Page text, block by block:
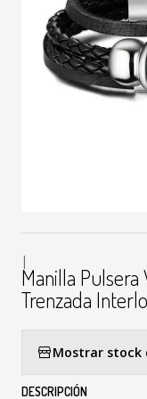
|
Manilla
Trenzada
Mostrar stock
DESCRIPCIÓN